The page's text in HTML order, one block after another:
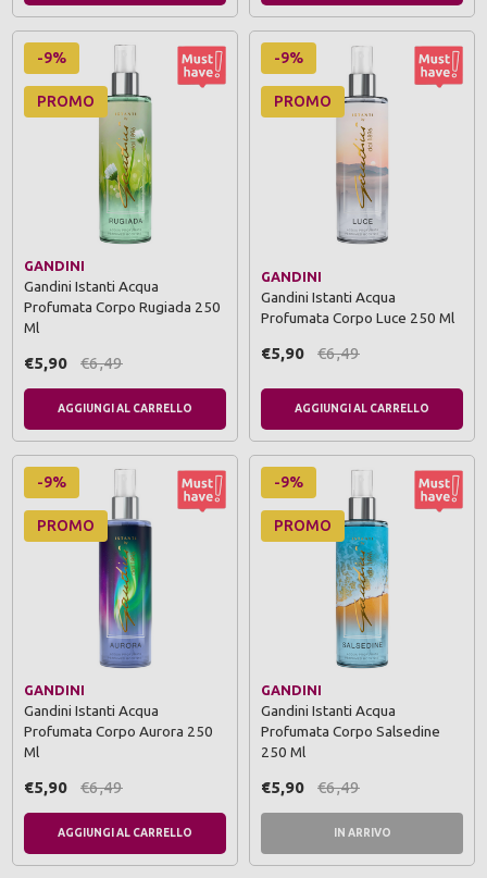
-9%
PROMO
GANDINI
Gandini Istanti Acqua
Profumata Corpo Rugiada 250
Ml
€5,90 €6,49
AGGIUNGI AL CARRELLO
-9%
PROMO
GANDINI
Gandini Istanti Acqua
Profumata Corpo Luce 250 Ml
€5,90 €6,49
AGGIUNGI AL CARRELLO
-9%
PROMO
GANDINI
Gandini Istanti Acqua
Profumata Corpo Aurora 250
Ml
€5,90 €6,49
AGGIUNGI AL CARRELLO
-9%
PROMO
GANDINI
Gandini Istanti Acqua
Profumata Corpo Salsedine
250 Ml
€5,90 €6,49
IN ARRIVO